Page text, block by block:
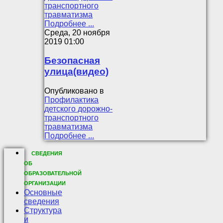
транспортного
травматизма
Подробнее ...
Среда, 20 ноября
2019 01:00
Безопасная
улица(видео)
Опубликовано в
Профилактика
детского дорожно-
транспортного
травматизма
Подробнее ...
СВЕДЕНИЯ
ОБ
ОБРАЗОВАТЕЛЬНОЙ
ОРГАНИЗАЦИИ
Основные
сведения
Структура
и